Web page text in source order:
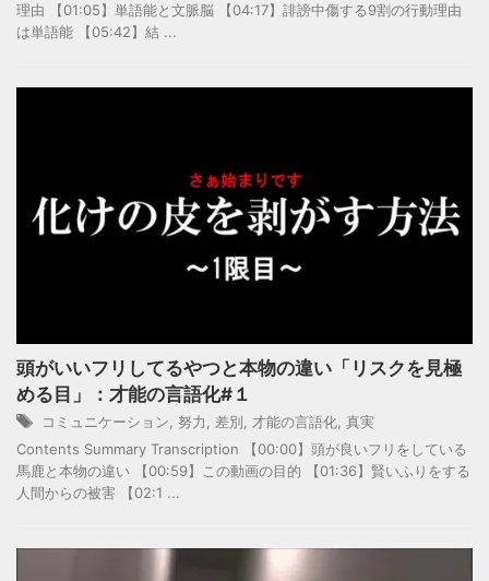
理由 【01:05】単語能と文脈脳 【04:17】誹謗中傷する9割の行動理由
は単語能 【05:42】結 ...
頭がいいフリしてるやつと本物の違い「リスクを見極
める目」：才能の言語化#１
コミュニケーション, 努力, 差別, 才能の言語化, 真実
Contents Summary Transcription 【00:00】頭が良いフリをしている
馬鹿と本物の違い 【00:59】この動画の目的 【01:36】賢いふりをする
人間からの被害 【02:1 ...